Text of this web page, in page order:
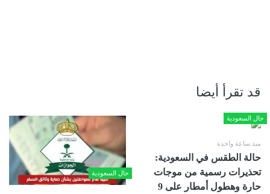
قد تقرأ أيضا
حال السعودية
منذ ساعة واحدة
حالة الطقس في السعودية:
تحذيرات رسمية من موجات
حارة وهطول أمطار على 9
حال السعودية